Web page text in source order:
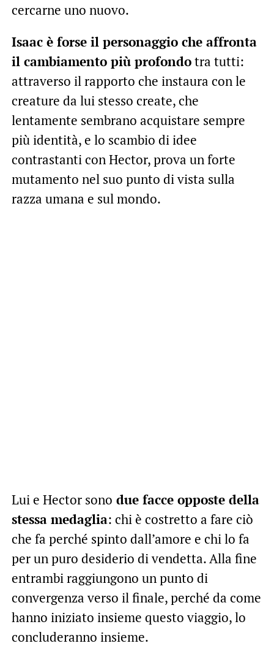
cercarne uno nuovo.
Isaac è forse il personaggio che affronta
il cambiamento più profondotra tutti:
attraverso il rapporto che instaura con le
creature da lui stesso create, che
lentamente sembrano acquistare sempre
più identità, e lo scambio di idee
contrastanti con Hector, prova un forte
mutamento nel suo punto di vista sulla
razza umana e sul mondo.
Lui e Hector sono due facce opposte della
stessa medaglia: chi è costretto a fare ciò
che fa perché spinto dall’amore e chi lo fa
per un puro desiderio di vendetta. Alla fine
entrambi raggiungono un punto di
convergenza verso il finale, perché da come
hanno iniziato insieme questo viaggio, lo
concluderanno insieme.